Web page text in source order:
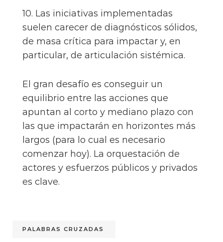
10. Las iniciativas implementadas
suelen carecer de diagnósticos sólidos,
de masa crítica para impactar y, en
particular, de articulación sistémica.
El gran desafío es conseguir un
equilibrio entre las acciones que
apuntan al corto y mediano plazo con
las que impactarán en horizontes más
largos (para lo cual es necesario
comenzar hoy). La orquestación de
actores y esfuerzos públicos y privados
es clave.
PALABRAS CRUZADAS